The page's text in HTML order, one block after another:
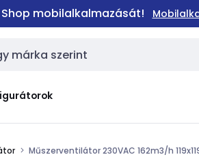
mobilalkalmazását!
Műszerventilátor 230VAC 162m3/h